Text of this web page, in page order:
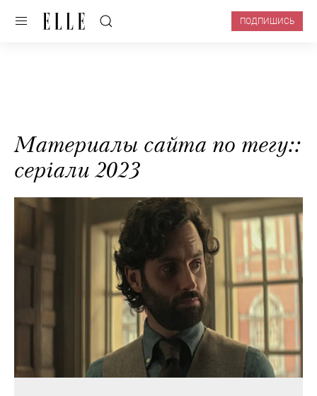
ПОДПИШИСЬ
Материалы сайта по тегу::
серіали 2023